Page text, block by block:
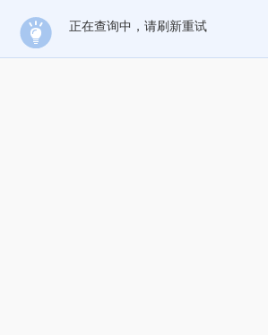
正在查询中，请刷新重试